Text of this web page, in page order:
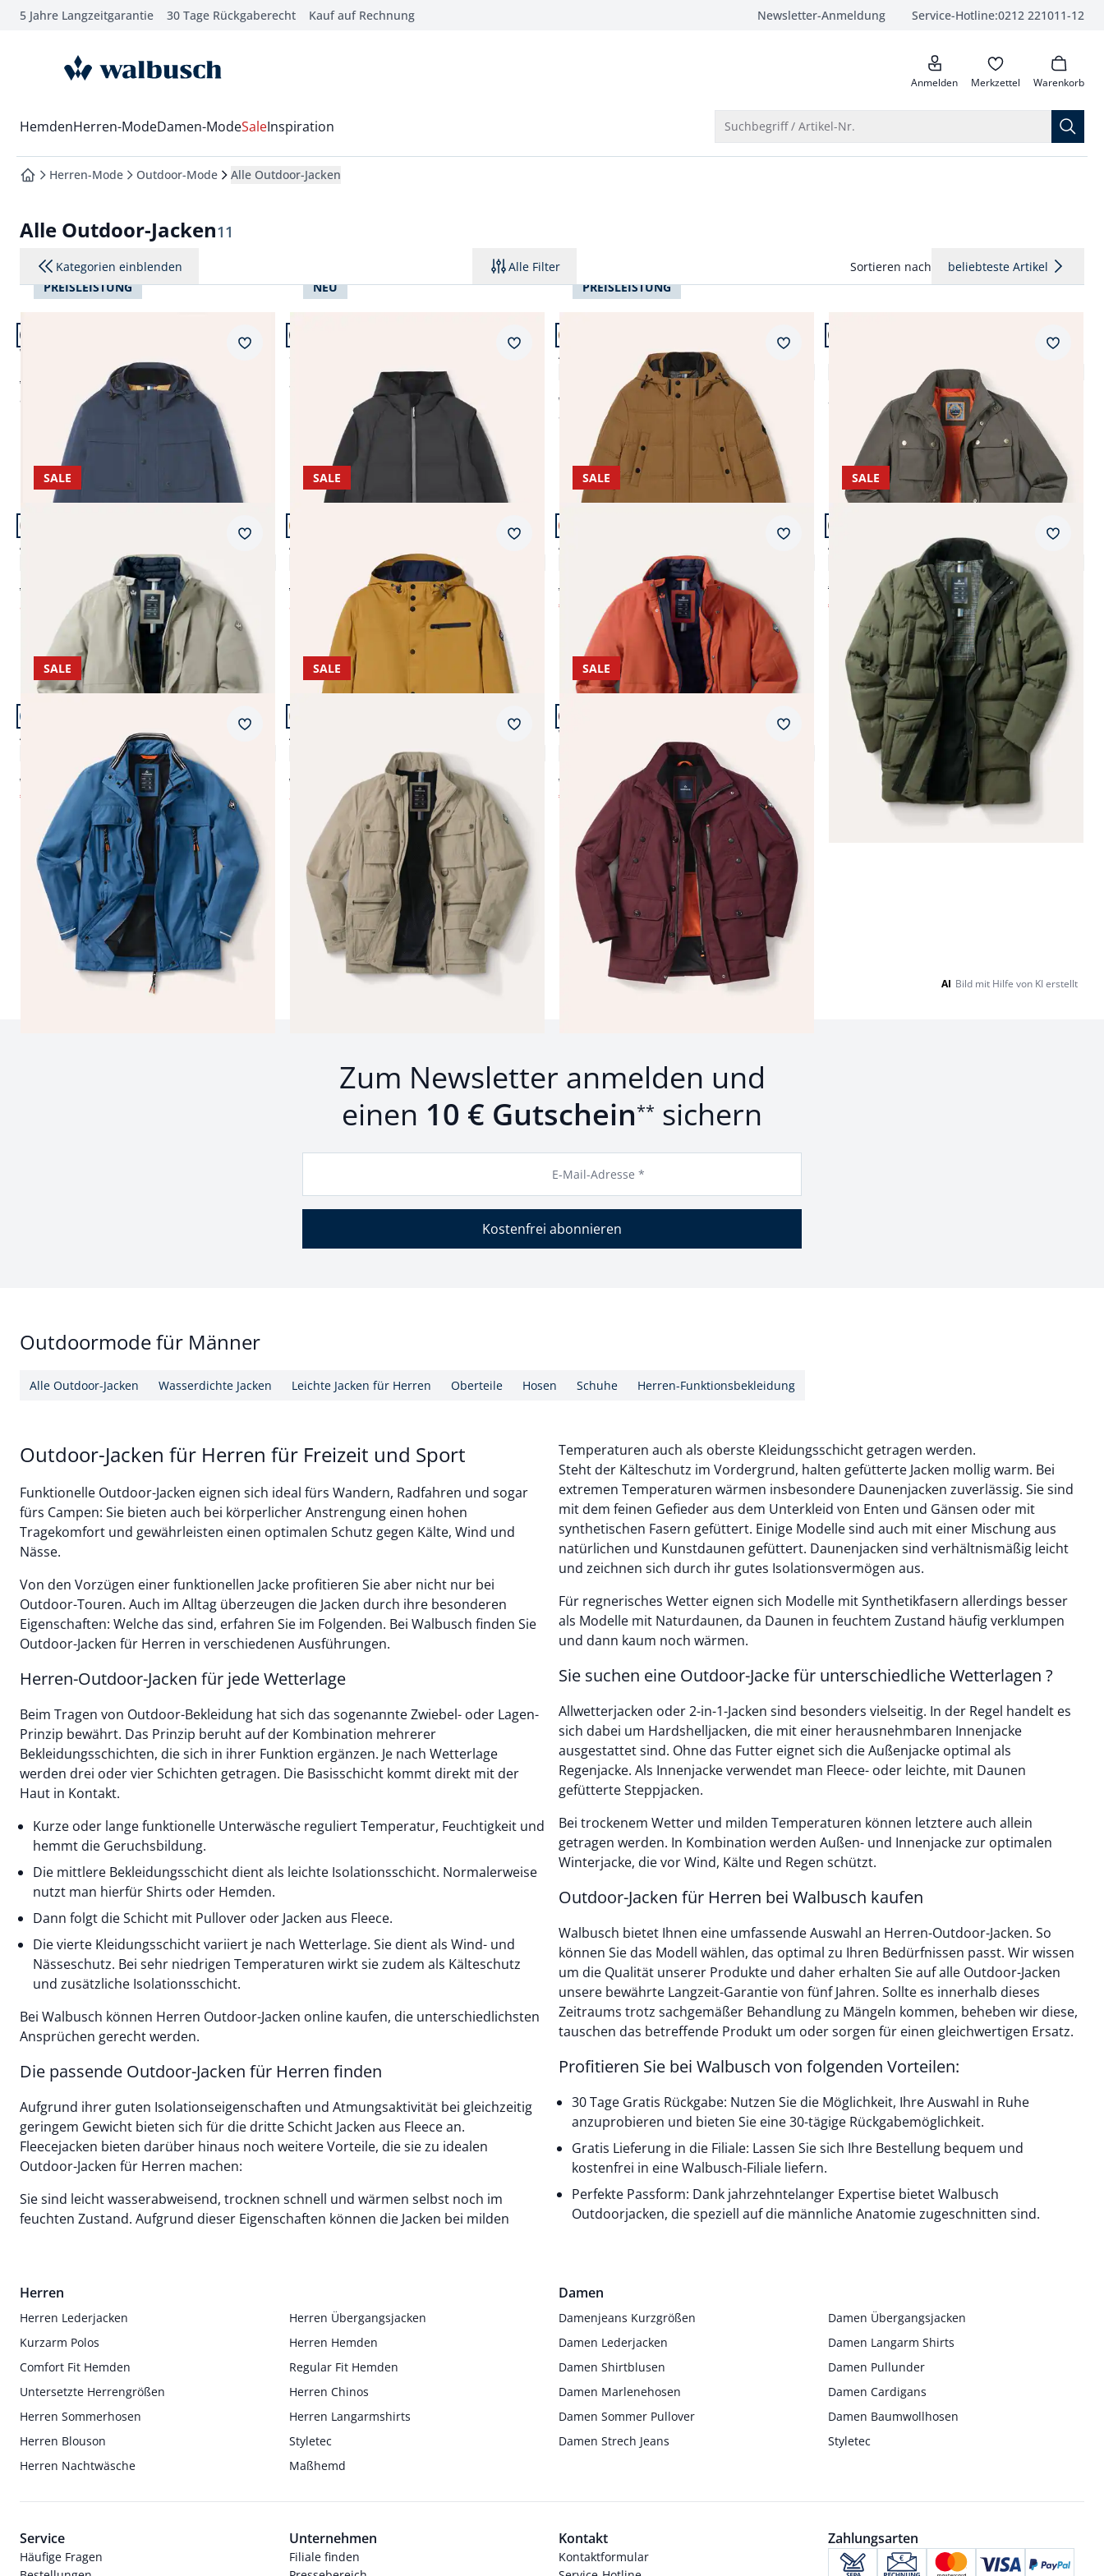
springen
springen
springen
5 Jahre Langzeitgarantie 30 Tage Rückgaberecht Kauf auf Rechnung Newsletter-Anmeldung Service-Hotline:0212 221011-12
anrufen
zur Startseite Anmelden Merkzettel Warenkorb
Wechsel in das Menü mit Pfeil-Runter Taste
HemdenHerren-ModeDamen-ModeSaleInspiration Suchbegriff / Artikel-Nr.
zur Startseite
Herren-Mode Outdoor-Mode Alle Outdoor-Jacken
Alle Outdoor-JackenErgebnisse
11
Kategorien einblenden Alle Filter Sortieren nach beliebteste Artikel
Artikel 1 von 11.
PREISLEISTUNG
Wasserdichte Funktionsjacke
ab € 229,99
ab € 169,99 (-26%)
Merkzettel
Artikel 2 von 11.
NEU
Softshelljacke mit Aussenweste
ab
Merkzettel
Artikel 3 von 11.
PREISLEISTUNG
Aquastop Steppjacke 2.0
4,6 (9)
ab € 269,99
ab € 199,99
Merkzettel
Artikel 4 von 11.
Klepper Aquastop Traveller Jacke2.0
4,7 (109)
ab € 229,99
Artikel 5 von 11.
SALE
Aquastop Wetterjacke
4,9 (49)
ab € 249,00
ab € 98,99 (-60%)
Merkzettel
Artikel 6 von 11.
SALE
Aquastop Jacke 2 in 1
4,2 (11)
ab € 279,99
ab € 119,99
Merkzettel
Artikel 7 von 11.
SALE
Aquastop Wetterjacke
4,9 (9)
ab € 249,00
€ 89,99 (-64%)
Merkzettel
Artikel 8 von 11.
SALE
Aquastop Steppjacke 2.0
4,7 (20)
€ 319,00
€ 89,99 (-72%)
Artikel 9 von 11.
SALE
Aquastop Reisejacke
4,8 (117)
ab € 229,99
€ 79,99 (-65%)
Merkzettel
Artikel 10 von 11.
SALE
Aquastop Traveller Jacke
4,9 (18)
ab € 229,99
ab € 79,99 (-65%)
Merkzettel
Artikel 11 von 11.
SALE
Wetterschutz-Parka Steife Brise
4,7 (25)
ab € 249,00
€ 89,99 (-64%)
Merkzettel
Seite 1 geladen. Zeige Produkte 1 bis 11 von 11.
AI Bild mit Hilfe von KI erstellt
Zum Newsletter anmelden und
einen 10 € Gutschein** sichern
E-Mail-Adresse *
Kostenfrei abonnieren
Outdoormode für Männer
Alle Outdoor-Jacken Wasserdichte Jacken Leichte Jacken für Herren Oberteile Hosen Schuhe Herren-Funktionsbekleidung
Outdoor-Jacken für Herren für Freizeit und Sport
Funktionelle Outdoor-Jacken eignen sich ideal fürs Wandern, Radfahren und sogar
fürs Campen: Sie bieten auch bei körperlicher Anstrengung einen hohen
Tragekomfort und gewährleisten einen optimalen Schutz gegen Kälte, Wind und
Nässe.
Von den Vorzügen einer funktionellen Jacke profitieren Sie aber nicht nur bei
Outdoor-Touren. Auch im Alltag überzeugen die Jacken durch ihre besonderen
Eigenschaften: Welche das sind, erfahren Sie im Folgenden. Bei Walbusch finden Sie
Outdoor-Jacken für Herren in verschiedenen Ausführungen.
Herren-Outdoor-Jacken für jede Wetterlage
Beim Tragen von Outdoor-Bekleidung hat sich das sogenannte Zwiebel- oder Lagen-
Prinzip bewährt. Das Prinzip beruht auf der Kombination mehrerer
Bekleidungsschichten, die sich in ihrer Funktion ergänzen. Je nach Wetterlage
werden drei oder vier Schichten getragen. Die Basisschicht kommt direkt mit der
Haut in Kontakt.
Kurze oder lange funktionelle Unterwäsche reguliert Temperatur, Feuchtigkeit und
hemmt die Geruchsbildung.
Die mittlere Bekleidungsschicht dient als leichte Isolationsschicht. Normalerweise
nutzt man hierfür Shirts oder Hemden.
Dann folgt die Schicht mit Pullover oder Jacken aus Fleece.
Die vierte Kleidungsschicht variiert je nach Wetterlage. Sie dient als Wind- und
Nässeschutz. Bei sehr niedrigen Temperaturen wirkt sie zudem als Kälteschutz
und zusätzliche Isolationsschicht.
Bei Walbusch können Herren Outdoor-Jacken online kaufen, die unterschiedlichsten
Ansprüchen gerecht werden.
Die passende Outdoor-Jacken für Herren finden
Aufgrund ihrer guten Isolationseigenschaften und Atmungsaktivität bei gleichzeitig
geringem Gewicht bieten sich für die dritte Schicht Jacken aus Fleece an.
Fleecejacken bieten darüber hinaus noch weitere Vorteile, die sie zu idealen
Outdoor-Jacken für Herren machen:
Sie sind leicht wasserabweisend, trocknen schnell und wärmen selbst noch im
feuchten Zustand. Aufgrund dieser Eigenschaften können die Jacken bei milden
Temperaturen auch als oberste Kleidungsschicht getragen werden.
Steht der Kälteschutz im Vordergrund, halten gefütterte Jacken mollig warm. Bei
extremen Temperaturen wärmen insbesondere Daunenjacken zuverlässig. Sie sind
mit dem feinen Gefieder aus dem Unterkleid von Enten und Gänsen oder mit
synthetischen Fasern gefüttert. Einige Modelle sind auch mit einer Mischung aus
natürlichen und Kunstdaunen gefüttert. Daunenjacken sind verhältnismäßig leicht
und zeichnen sich durch ihr gutes Isolationsvermögen aus.
Für regnerisches Wetter eignen sich Modelle mit Synthetikfasern allerdings besser
als Modelle mit Naturdaunen, da Daunen in feuchtem Zustand häufig verklumpen
und dann kaum noch wärmen.
Sie suchen eine Outdoor-Jacke für unterschiedliche Wetterlagen ?
Allwetterjacken oder 2-in-1-Jacken sind besonders vielseitig. In der Regel handelt es
sich dabei um Hardshelljacken, die mit einer herausnehmbaren Innenjacke
ausgestattet sind. Ohne das Futter eignet sich die Außenjacke optimal als
Regenjacke. Als Innenjacke verwendet man Fleece- oder leichte, mit Daunen
gefütterte Steppjacken.
Bei trockenem Wetter und milden Temperaturen können letztere auch allein
getragen werden. In Kombination werden Außen- und Innenjacke zur optimalen
Winterjacke, die vor Wind, Kälte und Regen schützt.
Outdoor-Jacken für Herren bei Walbusch kaufen
Walbusch bietet Ihnen eine umfassende Auswahl an Herren-Outdoor-Jacken. So
können Sie das Modell wählen, das optimal zu Ihren Bedürfnissen passt. Wir wissen
um die Qualität unserer Produkte und daher erhalten Sie auf alle Outdoor-Jacken
unsere bewährte Langzeit-Garantie von fünf Jahren. Sollte es innerhalb dieses
Zeitraums trotz sachgemäßer Behandlung zu Mängeln kommen, beheben wir diese,
tauschen das betreffende Produkt um oder sorgen für einen gleichwertigen Ersatz.
Profitieren Sie bei Walbusch von folgenden Vorteilen:
30 Tage Gratis Rückgabe: Nutzen Sie die Möglichkeit, Ihre Auswahl in Ruhe
anzuprobieren und bieten Sie eine 30-tägige Rückgabemöglichkeit.
Gratis Lieferung in die Filiale: Lassen Sie sich Ihre Bestellung bequem und
kostenfrei in eine Walbusch-Filiale liefern.
Perfekte Passform: Dank jahrzehntelanger Expertise bietet Walbusch
Outdoorjacken, die speziell auf die männliche Anatomie zugeschnitten sind.
Herren
Herren Lederjacken
Herren Übergangsjacken
Kurzarm Polos
Herren Hemden
Comfort Fit Hemden
Regular Fit Hemden
Untersetzte Herrengrößen
Herren Chinos
Herren Sommerhosen
Herren Langarmshirts
Herren Blouson
Styletec
Herren Nachtwäsche
Maßhemd
Damen
Damenjeans Kurzgrößen
Damen Übergangsjacken
Damen Lederjacken
Damen Langarm Shirts
Damen Shirtblusen
Damen Pullunder
Damen Marlenehosen
Damen Cardigans
Damen Sommer Pullover
Damen Baumwollhosen
Damen Strech Jeans
Styletec
Service
Häufige Fragen
Unternehmen
Filiale finden
Kontakt
Kontaktformular
Zahlungsarten